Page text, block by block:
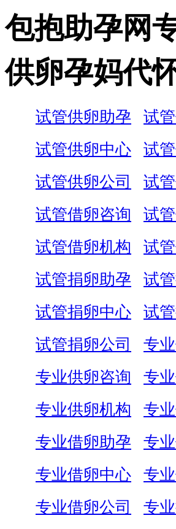
包抱助孕网
供卵孕妈代
试管供卵助孕
试
试管供卵中心
试
试管供卵公司
试
试管借卵咨询
试
试管借卵机构
试
试管捐卵助孕
试
试管捐卵中心
试
试管捐卵公司
专
专业供卵咨询
专
专业供卵机构
专
专业借卵助孕
专
专业借卵中心
专
专业借卵公司
专